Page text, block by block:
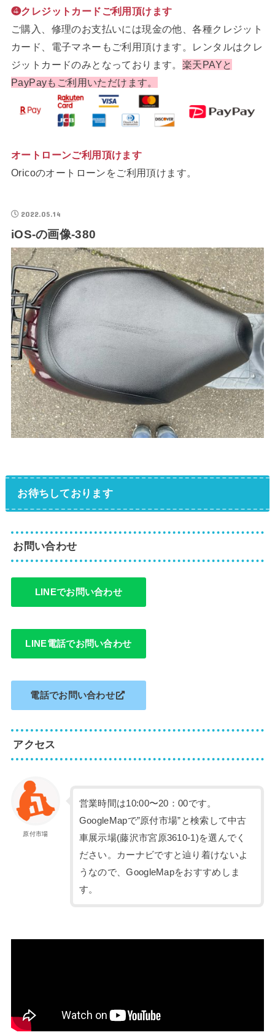
❹クレジットカードご利用頂けます
ご購入、修理のお支払いには現金の他、各種クレジット
カード、電子マネーもご利用頂けます。レンタルはクレ
ジットカードのみとなっております。 楽天PAYと
PayPayもご利用いただけます。
オートローンご利用頂けます
Oricoのオートローンをご利用頂けます。
2022.05.14
iOS-の画像-380
お待ちしております
お問い合わせ
LINEでお問い合わせ
LINE電話でお問い合わせ
電話でお問い合わせ
アクセス
原付市場
営業時間は10:00〜20：00です。
GoogleMapで”原付市場”と検索して中古
車展示場(藤沢市宮原3610-1)を選んでく
ださい。カーナビですと辿り着けないよ
うなので、GoogleMapをおすすめしま
す。